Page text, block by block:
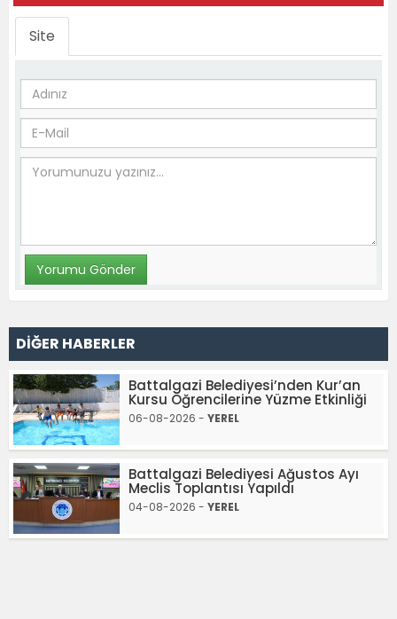
Site
DİĞER HABERLER
Battalgazi Belediyesi’nden Kur’an
Kursu Öğrencilerine Yüzme Etkinliği
06-08-2026 - YEREL
Battalgazi Belediyesi Ağustos Ayı
Meclis Toplantısı Yapıldı
04-08-2026 - YEREL